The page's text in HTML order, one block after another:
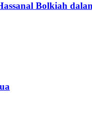
Bolkiah